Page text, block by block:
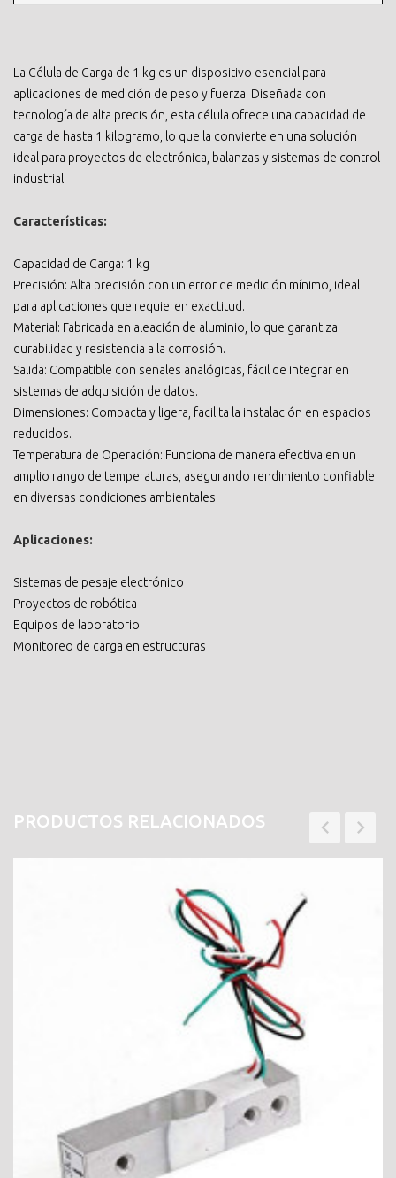
La Célula de Carga de 1 kg es un dispositivo esencial para
aplicaciones de medición de peso y fuerza. Diseñada con
tecnología de alta precisión, esta célula ofrece una capacidad de
carga de hasta 1 kilogramo, lo que la convierte en una solución
ideal para proyectos de electrónica, balanzas y sistemas de control
industrial.
Características:
Capacidad de Carga: 1 kg
Precisión: Alta precisión con un error de medición mínimo, ideal
para aplicaciones que requieren exactitud.
Material: Fabricada en aleación de aluminio, lo que garantiza
durabilidad y resistencia a la corrosión.
Salida: Compatible con señales analógicas, fácil de integrar en
sistemas de adquisición de datos.
Dimensiones: Compacta y ligera, facilita la instalación en espacios
reducidos.
Temperatura de Operación: Funciona de manera efectiva en un
amplio rango de temperaturas, asegurando rendimiento confiable
en diversas condiciones ambientales.
Aplicaciones:
Sistemas de pesaje electrónico
Proyectos de robótica
Equipos de laboratorio
Monitoreo de carga en estructuras
PRODUCTOS RELACIONADOS